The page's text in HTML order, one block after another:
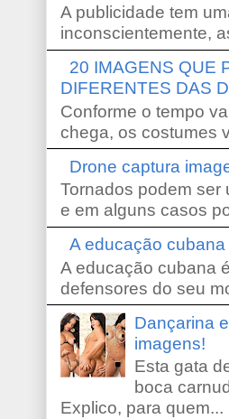
A publicidade tem
inconscientemente,
20 IMAGENS QUE
DIFERENTES DAS
Conforme o tempo
chega, os costumes
Drone captura
Tornados podem ser
e em alguns casos
A educação
A educação cubana
defensores do seu
Dançarina
imagens!
Esta gata
boca
Explico, para quem...